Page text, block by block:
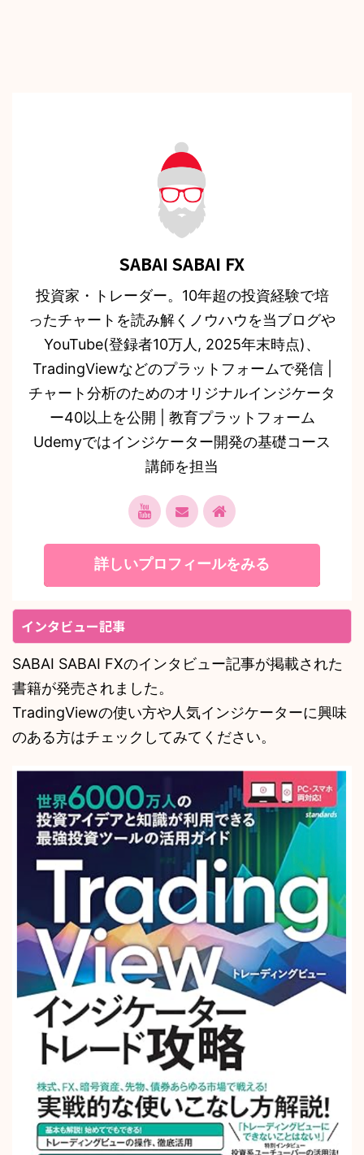
SABAI SABAI FX
投資家・トレーダー。10年超の投資経験で培
ったチャートを読み解くノウハウを当ブログや
YouTube(登録者10万人, 2025年末時点)、
TradingViewなどのプラットフォームで発信 |
チャート分析のためのオリジナルインジケータ
ー40以上を公開 | 教育プラットフォーム
Udemyではインジケーター開発の基礎コース
講師を担当
詳しいプロフィールをみる
インタビュー記事
SABAI SABAI FXのインタビュー記事が掲載された
書籍が発売されました。
TradingViewの使い方や人気インジケーターに興味
のある方はチェックしてみてください。